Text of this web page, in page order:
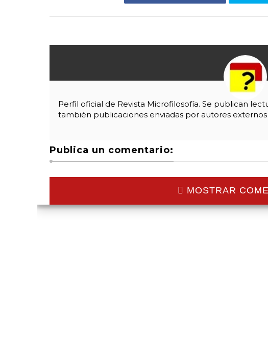
Perfil oficial de Revista Microfilosofía. Se publican
también publicaciones enviadas por autores externos
Publica un comentario:
MOSTRAR